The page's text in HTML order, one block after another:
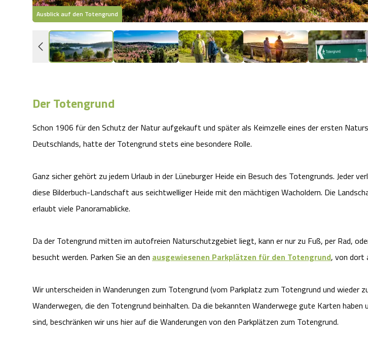
Ausblick auf den Totengrund
Der Totengrund
Schon 1906 für den Schutz der Natur aufgekauft und später als Keimzelle eines der ersten
Deutschlands, hatte der Totengrund stets eine besondere Rolle.
Ganz sicher gehört zu jedem Urlaub in der Lüneburger Heide ein Besuch des Totengrunds. Jeder
diese Bilderbuch-Landschaft aus seichtwelliger Heide mit den mächtigen Wacholdern. Die
erlaubt viele Panoramablicke.
Da der Totengrund mitten im autofreien Naturschutzgebiet liegt, kann er nur zu Fuß, per Rad,
besucht werden. Parken Sie an den ausgewiesenen Parkplätzen für den Totengrund, von dort
Wir unterscheiden in Wanderungen zum Totengrund (vom Parkplatz zum Totengrund und wieder
Wanderwegen, die den Totengrund beinhalten. Da die bekannten Wanderwege gute Karten haben
sind, beschränken wir uns hier auf die Wanderungen von den Parkplätzen zum Totengrund.